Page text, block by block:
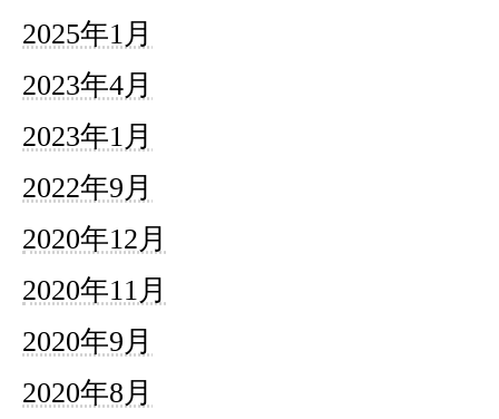
2025年1月
2023年4月
2023年1月
2022年9月
2020年12月
2020年11月
2020年9月
2020年8月